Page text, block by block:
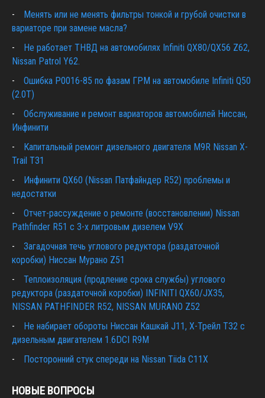
Менять или не менять фильтры тонкой и грубой очистки в
вариаторе при замене масла?
Не работает ТНВД на автомобилях Infiniti QX80/QX56 Z62,
Nissan Patrol Y62.
Ошибка P0016-85 по фазам ГРМ на автомобиле Infiniti Q50
(2.0T)
Обслуживание и ремонт вариаторов автомобилей Ниссан,
Инфинити
Капитальный ремонт дизельного двигателя M9R Nissan X-
Trail T31
Инфинити QX60 (Nissan Патфайндер R52) проблемы и
недостатки
Отчет-рассуждение о ремонте (восстановлении) Nissan
Pathfinder R51 c 3-х литровым дизелем V9X
Загадочная течь углового редуктора (раздаточной
коробки) Ниссан Мурано Z51
Теплоизоляция (продление срока службы) углового
редуктора (раздаточной коробки) INFINITI QX60/JX35,
NISSAN PATHFINDER R52, NISSAN MURANO Z52
Не набирает обороты Ниссан Кашкай J11, Х-Трейл T32 с
дизельным двигателем 1.6DCI R9M
Посторонний стук спереди на Nissan Tiida C11X
НОВЫЕ ВОПРОСЫ